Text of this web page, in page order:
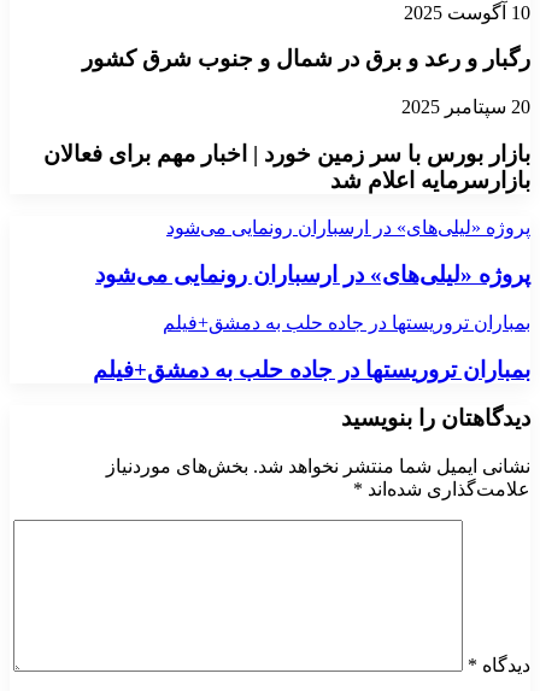
10 آگوست 2025
رگبار و رعد و برق در شمال و جنوب شرق کشور
20 سپتامبر 2025
بازار بورس با سر زمین خورد | اخبار مهم برای فعالان
بازارسرمایه اعلام شد
پروژه «لیلی‌های» در ارسباران رونمایی می‌شود
پروژه «لیلی‌های» در ارسباران رونمایی می‌شود
بمباران تروریستها در جاده حلب به دمشق+فیلم
بمباران تروریستها در جاده حلب به دمشق+فیلم
دیدگاهتان را بنویسید
نشانی ایمیل شما منتشر نخواهد شد. بخش‌های موردنیاز
علامت‌گذاری شده‌اند *
دیدگاه *